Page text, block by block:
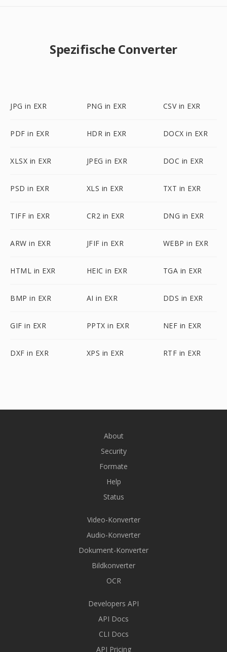
Spezifische Converter
JPG in EXR PNG in EXR CSV in EXR
PDF in EXR HDR in EXR DOCX in EXR
XLSX in EXR JPEG in EXR DOC in EXR
PSD in EXR XLS in EXR TXT in EXR
TIFF in EXR CR2 in EXR DNG in EXR
ARW in EXR JFIF in EXR WEBP in EXR
HTML in EXR HEIC in EXR TGA in EXR
BMP in EXR AI in EXR DDS in EXR
GIF in EXR PPTX in EXR NEF in EXR
DXF in EXR XPS in EXR RTF in EXR
About
Security
Formate
Help
Status
Video-Konverter
Audio-Konverter
Dokument-Konverter
Bildkonverter
OCR
Developers API
API Docs
CLI Docs
API Pricing